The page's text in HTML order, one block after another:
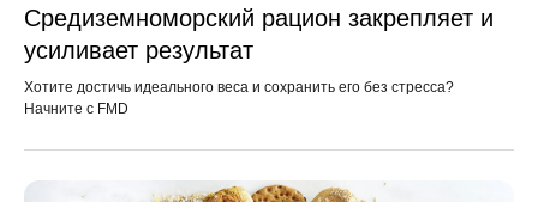
Средиземноморский рацион закрепляет и
усиливает результат
Хотите достичь идеального веса и сохранить его без стресса?
Начните с FMD